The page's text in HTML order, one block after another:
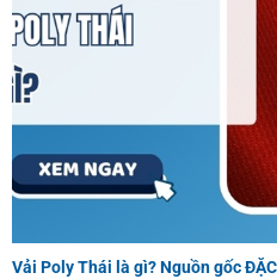
Vải Poly Thái là gì? Nguồn gốc